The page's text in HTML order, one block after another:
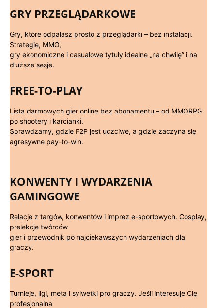
GRY PRZEGLĄDARKOWE
Gry, które odpalasz prosto z przeglądarki – bez instalacji.
Strategie, MMO,
gry ekonomiczne i casualowe tytuły idealne „na chwilę” i na
dłuższe sesje.
FREE-TO-PLAY
Lista darmowych gier online bez abonamentu – od MMORPG
po shootery i karcianki.
Sprawdzamy, gdzie F2P jest uczciwe, a gdzie zaczyna się
agresywne pay-to-win.
KONWENTY I WYDARZENIA
GAMINGOWE
Relacje z targów, konwentów i imprez e-sportowych. Cosplay,
prelekcje twórców
gier i przewodnik po najciekawszych wydarzeniach dla
graczy.
E-SPORT
Turnieje, ligi, meta i sylwetki pro graczy. Jeśli interesuje Cię
profesjonalna